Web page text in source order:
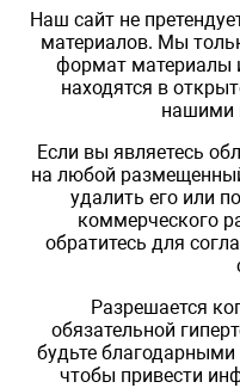
Наш сайт не
материалов. Мы
формат материалы
находятся в
нашими
Если вы являетесь
на любой
удалить его или
коммерческого
обратитесь для
Разрешается
обязательной
будьте
чтобы привести